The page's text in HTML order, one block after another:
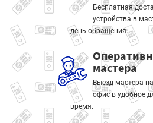
Бесплатная
устройства в
день обращения.
мастера
Выезд мастера
офис в удобное
время.